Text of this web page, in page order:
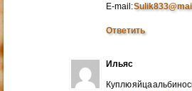
E-mail:
Ответить
Ильяс
Куплю яйца